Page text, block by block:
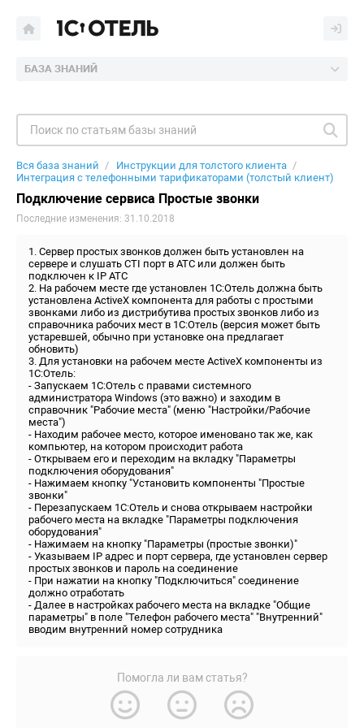
БАЗА ЗНАНИЙ
Вся база знаний
Инструкции для толстого клиента
Интеграция с телефонными тарификаторами (толстый клиент)
Подключение сервиса Простые звонки
Последние изменения: 31.10.2018
1. Сервер простых звонков должен быть установлен на
сервере и слушать CTI порт в АТС или должен быть
подключен к IP АТС
2. На рабочем месте где установлен 1С:Отель должна быть
установлена ActiveX компонента для работы с простыми
звонками либо из дистрибутива простых звонков либо из
справочника рабочих мест в 1С:Отель (версия может быть
устаревшей, обычно при установке она предлагает
обновить)
3. Для установки на рабочем месте ActiveX компоненты из
1С:Отель:
- Запускаем 1С:Отель с правами системного
администратора Windows (это важно) и заходим в
справочник "Рабочие места" (меню "Настройки/Рабочие
места")
- Находим рабочее место, которое именовано так же, как
компьютер, на котором происходит работа
- Открываем его и переходим на вкладку "Параметры
подключения оборудования"
- Нажимаем кнопку "Установить компоненты "Простые
звонки"
- Перезапускаем 1С:Отель и снова открываем настройки
рабочего места на вкладке "Параметры подключения
оборудования"
- Нажимаем на кнопку "Параметры (простые звонки)"
- Указываем IP адрес и порт сервера, где установлен сервер
простых звонков и пароль на соединение
- При нажатии на кнопку "Подключиться" соединение
должно отработать
- Далее в настройках рабочего места на вкладке "Общие
параметры" в поле "Телефон рабочего места" "Внутренний"
вводим внутренний номер сотрудника
Помогла ли вам статья?